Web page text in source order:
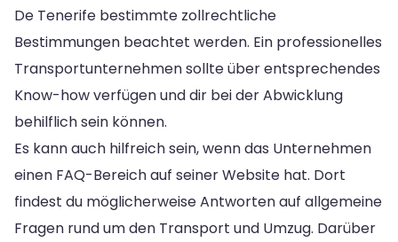
De Tenerife bestimmte zollrechtliche
Bestimmungen beachtet werden. Ein professionelles
Transportunternehmen sollte über entsprechendes
Know-how verfügen und dir bei der Abwicklung
behilflich sein können.
Es kann auch hilfreich sein, wenn das Unternehmen
einen FAQ-Bereich auf seiner Website hat. Dort
findest du möglicherweise Antworten auf allgemeine
Fragen rund um den Transport und Umzug. Darüber